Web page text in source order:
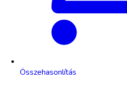
Összehasonlítás